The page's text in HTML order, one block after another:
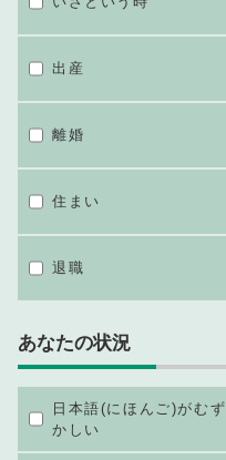
出産
離婚
住まい
退職
あなたの状況
日本語(にほんご)がむず
かしい